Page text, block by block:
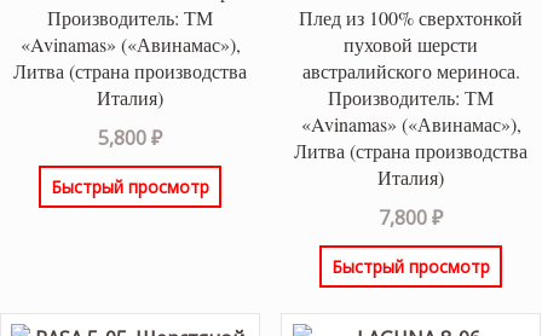
Производитель: ТМ
«Avinamas» («Авинамас»),
Литва (страна производства
Италия)
5,800₽
Быстрый просмотр
Плед из 100% сверхтонкой
пуховой шерсти
австралийского мериноса.
Производитель: ТМ
«Avinamas» («Авинамас»),
Литва (страна производства
Италия)
7,800₽
Быстрый просмотр